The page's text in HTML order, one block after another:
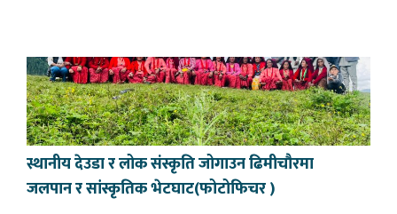
स्थानीय देउडा र लोक संस्कृति जोगाउन ढिमीचौरमा
जलपान र सांस्कृतिक भेटघाट(फोटोफिचर )